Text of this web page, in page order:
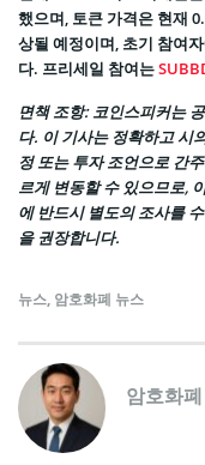
했으며, 토큰 가격은 현재
상될 예정이며, 초기 참여
다. 프리세일 참여는
면책 조항: 코인스피커는
다. 이 기사는 정확하고 시
정 또는 투자 조언으로 간
르게 변동할 수 있으므로,
에 반드시 별도의 조사를
을 권장합니다.
뉴스, 암호화폐 뉴스
암호화